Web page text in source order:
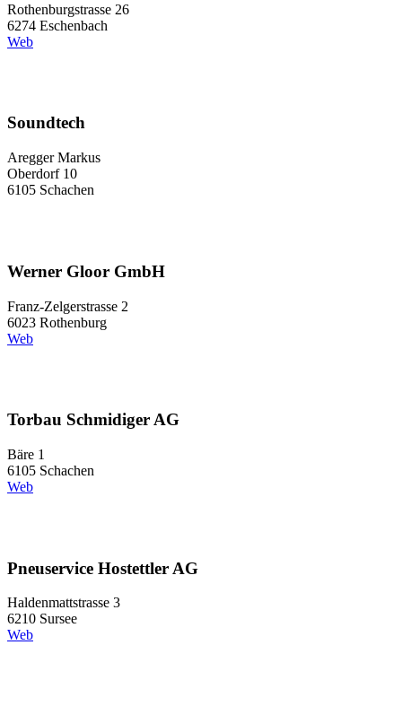
Rothenburgstrasse 26
6274 Eschenbach
Web
Soundtech
Aregger Markus
Oberdorf 10
6105 Schachen
Werner Gloor GmbH
Franz-Zelgerstrasse 2
6023 Rothenburg
Web
Torbau Schmidiger AG
Bäre 1
6105 Schachen
Web
Pneuservice Hostettler AG
Haldenmattstrasse 3
6210 Sursee
Web